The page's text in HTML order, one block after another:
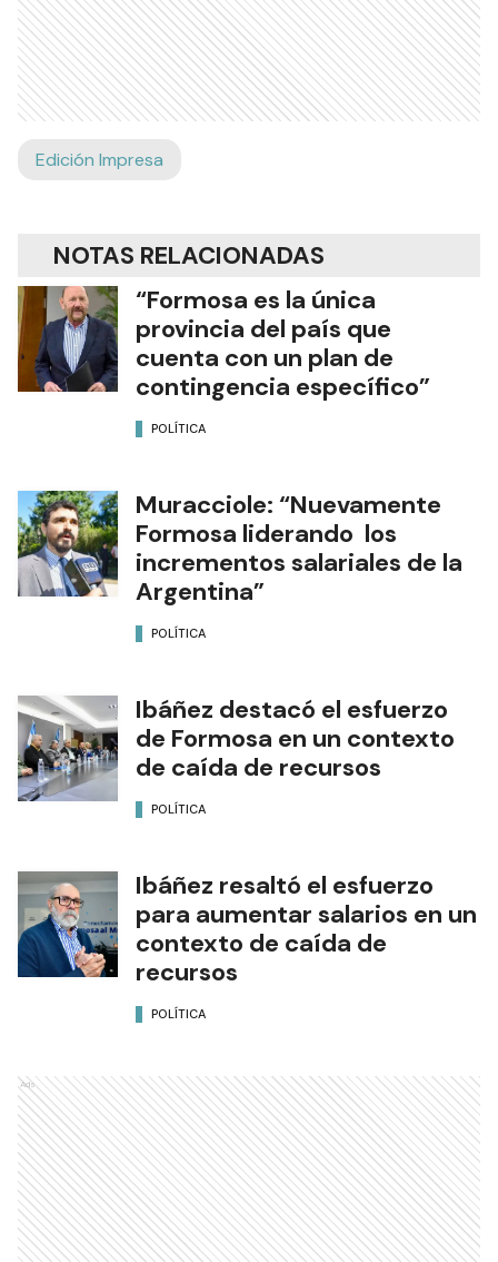
Edición Impresa
NOTAS RELACIONADAS
“Formosa es la única
provincia del país que
cuenta con un plan de
contingencia específico”
POLÍTICA
Muracciole: “Nuevamente
Formosa liderando los
incrementos salariales de la
Argentina”
POLÍTICA
Ibáñez destacó el esfuerzo
de Formosa en un contexto
de caída de recursos
POLÍTICA
Ibáñez resaltó el esfuerzo
para aumentar salarios en un
contexto de caída de
recursos
POLÍTICA
Ads